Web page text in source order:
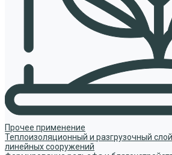
Прочее применение
Теплоизоляционный и разгрузочный
линейных сооружений